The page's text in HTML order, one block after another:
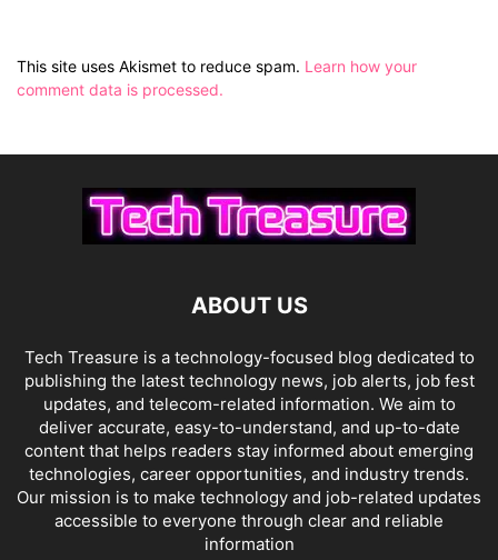
This site uses Akismet to reduce spam. Learn how your
comment data is processed.
ABOUT US
Tech Treasure is a technology-focused blog dedicated to
publishing the latest technology news, job alerts, job fest
updates, and telecom-related information. We aim to
deliver accurate, easy-to-understand, and up-to-date
content that helps readers stay informed about emerging
technologies, career opportunities, and industry trends.
Our mission is to make technology and job-related updates
accessible to everyone through clear and reliable
information